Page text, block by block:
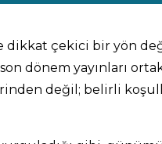
çekici bir yön
dönem yayınları
değil; belirli